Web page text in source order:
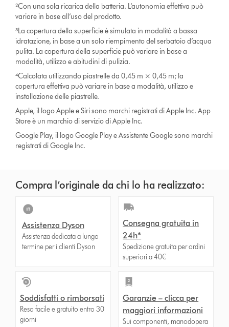
²Con una sola ricarica della batteria. L’autonomia effettiva può
variare in base all’uso del prodotto.
³La copertura della superficie è simulata in modalità a bassa
idratazione, in base a un solo riempimento del serbatoio d’acqua
pulita. La copertura della superficie può variare in base a
modalità, utilizzo e abitudini di pulizia.
⁴Calcolata utilizzando piastrelle da 0,45 m × 0,45 m; la
copertura effettiva può variare in base a modalità, utilizzo e
installazione delle piastrelle.
Apple, il logo Apple e Siri sono marchi registrati di Apple Inc. App
Store è un marchio di servizio di Apple Inc.
Google Play, il logo Google Play e Assistente Google sono marchi
registrati di Google Inc.
Compra l’originale da chi lo ha realizzato:
Assistenza Dyson
Assistenza dedicata a lungo
termine per i clienti Dyson
Consegna gratuita in
24h*
Spedizione gratuita per ordini
superiori a 40€
Soddisfatti o rimborsati
Reso facile e gratuito entro 30
giorni
Garanzie – clicca per
maggiori informazioni
Sui componenti, manodopera